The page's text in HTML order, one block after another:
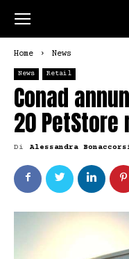
Home News
News Retail
Conad
20 PetStore
Di Alessandra